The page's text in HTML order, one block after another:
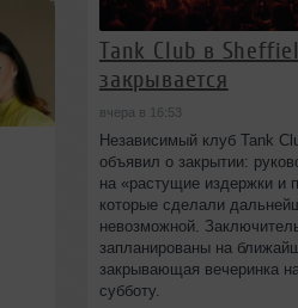
Tank Club в
закрывается
вчера в 16:53
Независимый клуб Tank
объявил о закрытии:
на «растущие издержки и
которые сделали
невозможной.
запланированы на
закрывающая вечеринка
субботу.